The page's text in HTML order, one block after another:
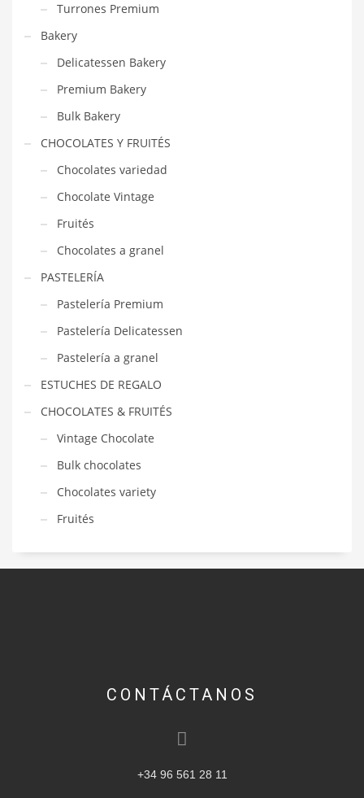
Turrones Premium
Bakery
Delicatessen Bakery
Premium Bakery
Bulk Bakery
CHOCOLATES Y FRUITÉS
Chocolates variedad
Chocolate Vintage
Fruités
Chocolates a granel
PASTELERÍA
Pastelería Premium
Pastelería Delicatessen
Pastelería a granel
ESTUCHES DE REGALO
CHOCOLATES & FRUITÉS
Vintage Chocolate
Bulk chocolates
Chocolates variety
Fruités
CONTÁCTANOS
+34 96 561 28 11